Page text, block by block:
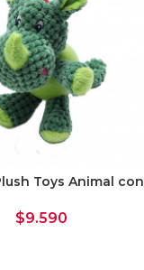
Toys Animal con
$9.590